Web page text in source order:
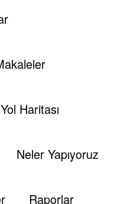
Haritası
Neler Yapıyoruz
Raporlar